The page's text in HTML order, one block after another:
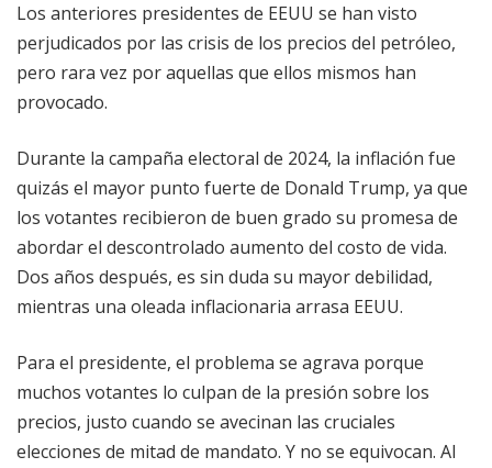
Los anteriores presidentes de EEUU se han visto
perjudicados por las crisis de los precios del petróleo,
pero rara vez por aquellas que ellos mismos han
provocado.
Durante la campaña electoral de 2024, la inflación fue
quizás el mayor punto fuerte de Donald Trump, ya que
los votantes recibieron de buen grado su promesa de
abordar el descontrolado aumento del costo de vida.
Dos años después, es sin duda su mayor debilidad,
mientras una oleada inflacionaria arrasa EEUU.
Para el presidente, el problema se agrava porque
muchos votantes lo culpan de la presión sobre los
precios, justo cuando se avecinan las cruciales
elecciones de mitad de mandato. Y no se equivocan. Al